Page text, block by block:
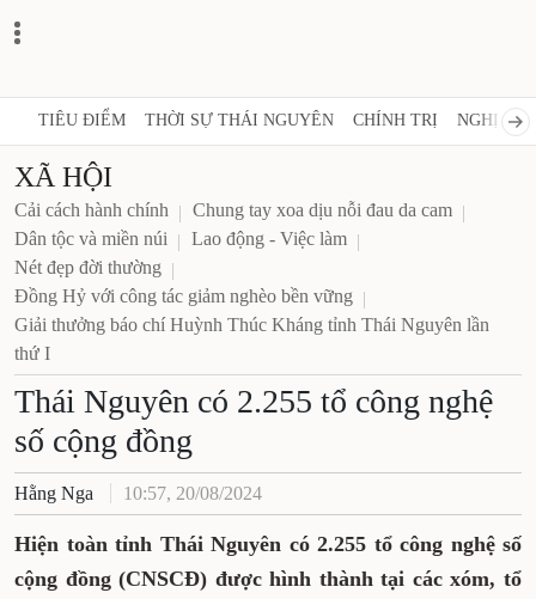
TIÊU ĐIỂM THỜI SỰ THÁI NGUYÊN CHÍNH TRỊ NGHỊ
XÃ HỘI
Cải cách hành chính
Chung tay xoa dịu nỗi đau da cam
Dân tộc và miền núi
Lao động - Việc làm
Nét đẹp đời thường
Đồng Hỷ với công tác giảm nghèo bền vững
Giải thưởng báo chí Huỳnh Thúc Kháng tỉnh Thái Nguyên lần
thứ I
Thái Nguyên có 2.255 tổ công nghệ
số cộng đồng
Hằng Nga 10:57, 20/08/2024
Hiện toàn tỉnh Thái Nguyên có 2.255 tổ công nghệ số
cộng đồng (CNSCĐ) được hình thành tại các xóm, tổ